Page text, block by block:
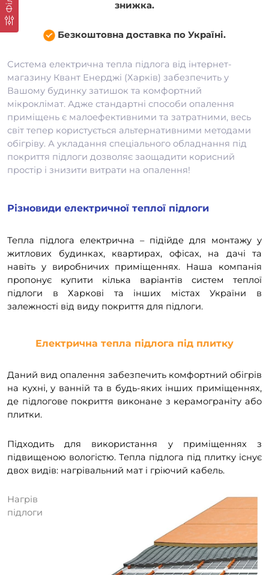
знижка.
Безкоштовна доставка по Україні.
Система електрична тепла підлога від інтернет-
магазину Квант Енерджі (Харків) забезпечить у
Вашому будинку затишок та комфортний
мікроклімат. Адже стандартні способи опалення
приміщень є малоефективними та затратними, весь
світ тепер користується альтернативними методами
обігріву. А укладання спеціального обладнання під
покриття підлоги дозволяє заощадити корисний
простір і знизити витрати на опалення!
Різновиди електричної теплої підлоги
Тепла підлога електрична – підійде для монтажу у
житлових будинках, квартирах, офісах, на дачі та
навіть у виробничих приміщеннях. Наша компанія
пропонує купити кілька варіантів систем теплої
підлоги в Харкові та інших містах України в
залежності від виду покриття для підлоги.
Електрична тепла підлога під плитку
Даний вид опалення забезпечить комфортний обігрів
на кухні, у ванній та в будь-яких інших приміщеннях,
де підлогове покриття виконане з керамограніту або
плитки.
Підходить для використання у приміщеннях з
підвищеною вологістю. Тепла підлога під плитку існує
двох видів: нагрівальний мат і гріючий кабель.
Нагрів
підлоги